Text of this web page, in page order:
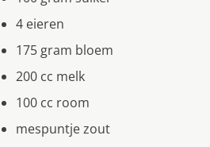
4 eieren
175 gram bloem
200 cc melk
100 cc room
mespuntje zout